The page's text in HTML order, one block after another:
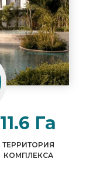
11.6 Га
ТЕРРИТОРИЯ
КОМПЛЕКСА